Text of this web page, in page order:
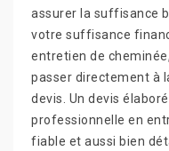
assurer la suffisance
votre suffisance
entretien de
passer directement à
devis. Un devis
professionnelle en
fiable et aussi bien